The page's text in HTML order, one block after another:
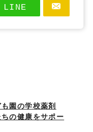
LINE
も園の学校薬剤
の健康をサポー